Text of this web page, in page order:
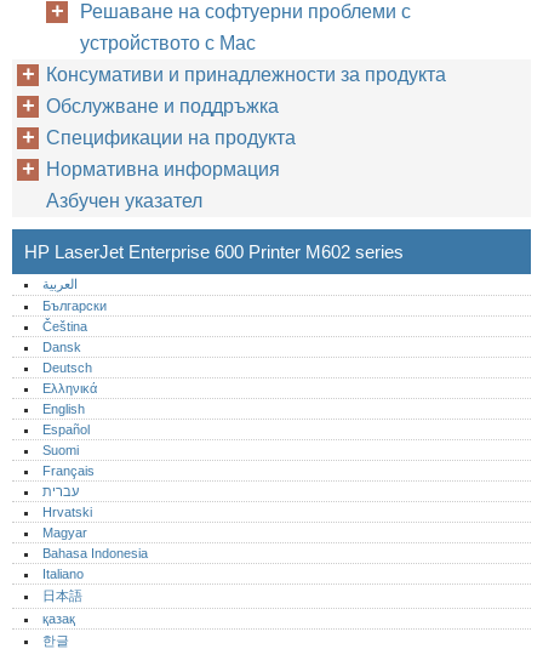
Решаване на софтуерни проблеми с
устройството с Mac
Консумативи и принадлежности за продукта
Обслужване и поддръжка
Спецификации на продукта
Нормативна информация
Азбучен указател
HP LaserJet Enterprise 600 Printer M602 series
العربية
Български
Čeština
Dansk
Deutsch
Ελληνικά
English
Español
Suomi
Français
עברית
Hrvatski
Magyar
Bahasa Indonesia
Italiano
日本語
қазақ
한글